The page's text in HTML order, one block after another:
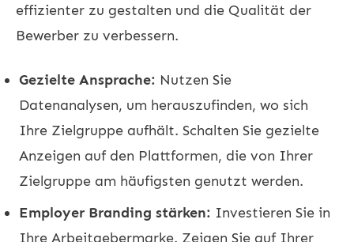
effizienter zu gestalten und die Qualität der
Bewerber zu verbessern.
Gezielte Ansprache: Nutzen Sie
Datenanalysen, um herauszufinden, wo sich
Ihre Zielgruppe aufhält. Schalten Sie gezielte
Anzeigen auf den Plattformen, die von Ihrer
Zielgruppe am häufigsten genutzt werden.
Employer Branding stärken: Investieren Sie in
Ihre Arbeitgebermarke. Zeigen Sie auf Ihrer